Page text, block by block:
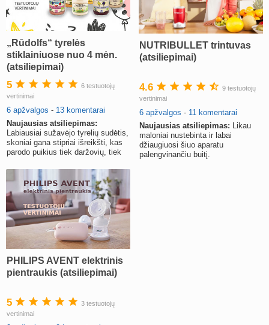
„Rūdolfs“ tyrelės
stiklainiuose nuo 4 mėn.
(atsiliepimai)
5
6 testuotojų
vertinimai
6 apžvalgos - 13 komentarai
Naujausias atsiliepimas:
Labiausiai sužavėjo tyrelių sudėtis,
skoniai gana stipriai išreikšti, kas
parodo puikius tiek daržovių, tiek
NUTRIBULLET trintuvas
(atsiliepimai)
4.6
9 testuotojų
vertinimai
6 apžvalgos - 11 komentarai
Naujausias atsiliepimas: Likau
maloniai nustebinta ir labai
džiaugiuosi šiuo aparatu
palengvinančiu buitį.
PHILIPS AVENT elektrinis
pientraukis (atsiliepimai)
5
3 testuotojų
vertinimai